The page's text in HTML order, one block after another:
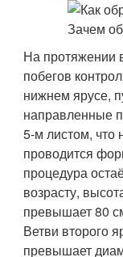
На протяжении
побегов
нижнем ярусе,
направленные
5-м листом, что
проводится
процедура
возрасту,
превышает 80
Ветви второго
превышает